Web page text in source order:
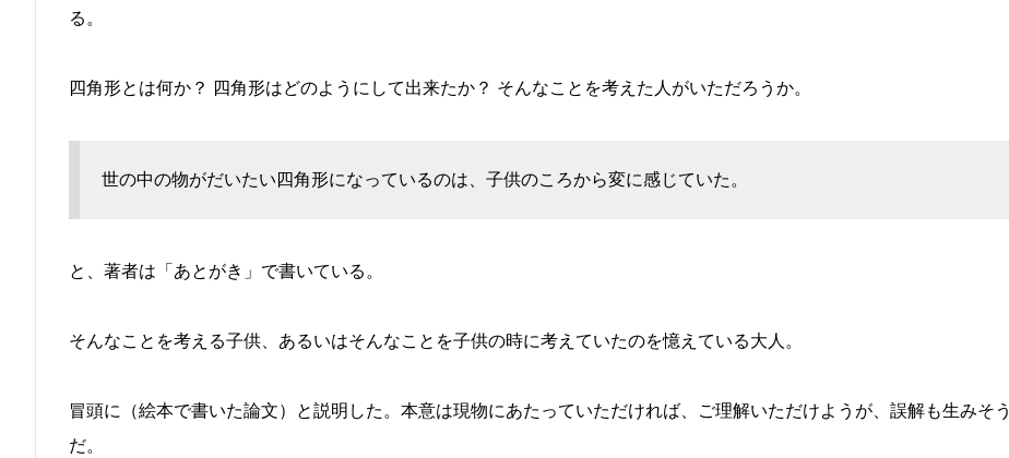
る。
四角形とは何か？ 四角形はどのようにして出来たか？ そんなことを考えた人がいただろうか。
世の中の物がだいたい四角形になっているのは、子供のころから変に感じていた。
と、著者は「あとがき」で書いている。
そんなことを考える子供、あるいはそんなことを子供の時に考えていたのを憶えている大人。
冒頭に（絵本で書いた論文）と説明した。本意は現物にあたっていただければ、ご理解いただけようが、誤解も生みそう
だ。